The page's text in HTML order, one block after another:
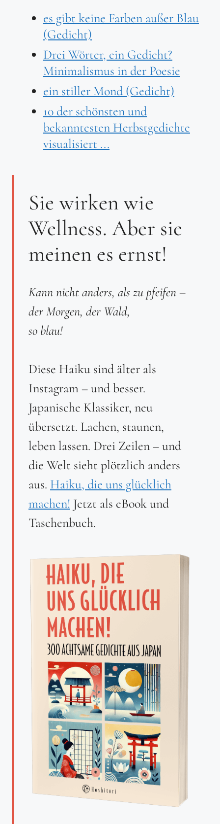
es gibt keine Farben außer Blau
(Gedicht)
Drei Wörter, ein Gedicht?
Minimalismus in der Poesie
ein stiller Mond (Gedicht)
10 der schönsten und
bekanntesten Herbstgedichte
visualisiert ...
Sie wirken wie
Wellness. Aber sie
meinen es ernst!
Kann nicht anders, als zu pfeifen –
der Morgen, der Wald,
so blau!
Diese Haiku sind älter als
Instagram – und besser.
Japanische Klassiker, neu
übersetzt. Lachen, staunen,
leben lassen. Drei Zeilen – und
die Welt sieht plötzlich anders
aus. Haiku, die uns glücklich
machen! Jetzt als eBook und
Taschenbuch.